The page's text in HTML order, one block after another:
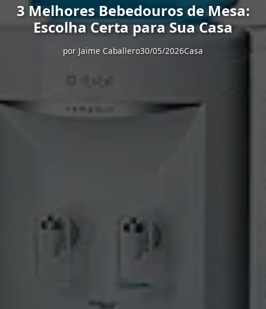
3 Melhores Bebedouros de Mesa:
Escolha Certa para Sua Casa
por Jaime Caballero30/05/2026Casa